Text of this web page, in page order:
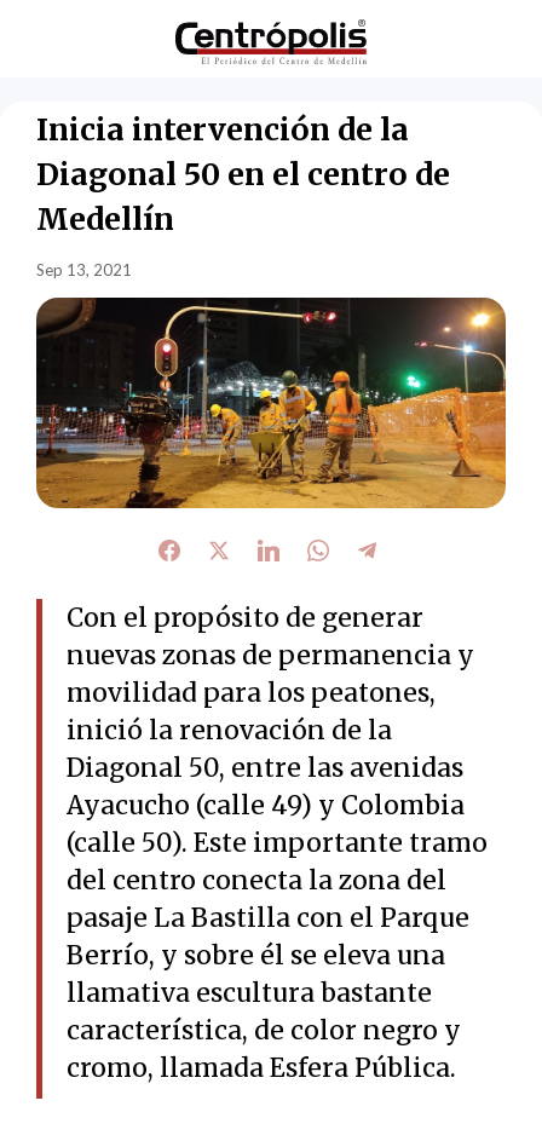
Inicia intervención de la
Diagonal 50 en el centro de
Medellín
Sep 13, 2021
Con el propósito de generar
nuevas zonas de permanencia y
movilidad para los peatones,
inició la renovación de la
Diagonal 50, entre las avenidas
Ayacucho (calle 49) y Colombia
(calle 50). Este importante tramo
del centro conecta la zona del
pasaje La Bastilla con el Parque
Berrío, y sobre él se eleva una
llamativa escultura bastante
característica, de color negro y
cromo, llamada Esfera Pública.